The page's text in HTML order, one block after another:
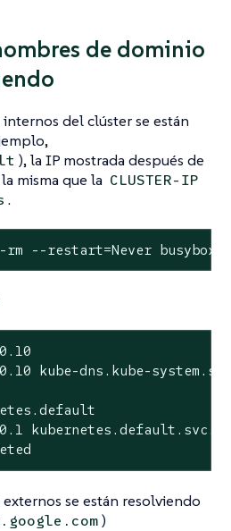
de dominio
del clúster se están
), la IP mostrada después de
misma que la CLUSTER-IP
.
--restart=Never busybox
kube-dns.kube-
se están resolviendo
)